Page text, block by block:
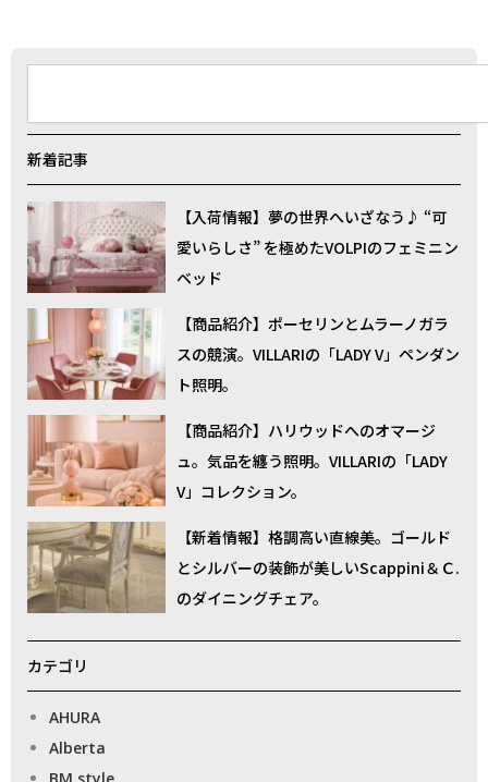
新着記事
【入荷情報】夢の世界へいざなう♪ “可
愛いらしさ” を極めたVOLPIのフェミニン
ベッド
【商品紹介】ポーセリンとムラーノガラ
スの競演。VILLARIの「LADY V」ペンダン
ト照明。
【商品紹介】ハリウッドへのオマージ
ュ。気品を纏う照明。VILLARIの「LADY
V」コレクション。
【新着情報】格調高い直線美。ゴールド
とシルバーの装飾が美しいScappini＆Ｃ.
のダイニングチェア。
カテゴリ
AHURA
Alberta